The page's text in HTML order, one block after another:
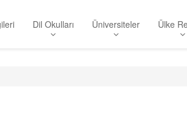
Dil Okulları Üniversiteler Ülke